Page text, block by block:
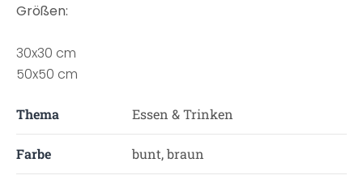
Größen:
30x30 cm
50x50 cm
Thema Essen & Trinken
Farbe bunt, braun